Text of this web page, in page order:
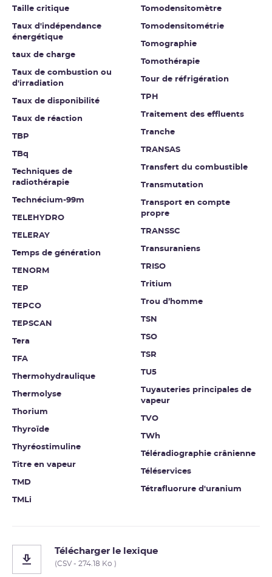
Taille critique
Taux d'indépendance
énergétique
taux de charge
Taux de combustion ou
d'irradiation
Taux de disponibilité
Taux de réaction
TBP
TBq
Techniques de
radiothérapie
Technécium-99m
TELEHYDRO
TELERAY
Temps de génération
TENORM
TEP
TEPCO
TEPSCAN
Tera
TFA
Thermohydraulique
Thermolyse
Thorium
Thyroïde
Thyréostimuline
Titre en vapeur
TMD
TMLi
Tomodensitomètre
Tomodensitométrie
Tomographie
Tomothérapie
Tour de réfrigération
TPH
Traitement des effluents
Tranche
TRANSAS
Transfert du combustible
Transmutation
Transport en compte
propre
TRANSSC
Transuraniens
TRISO
Tritium
Trou d’homme
TSN
TSO
TSR
TU5
Tuyauteries principales de
vapeur
TVO
TWh
Téléradiographie crânienne
Téléservices
Tétrafluorure d'uranium
Télécharger le lexique
(CSV - 274.18 Ko )